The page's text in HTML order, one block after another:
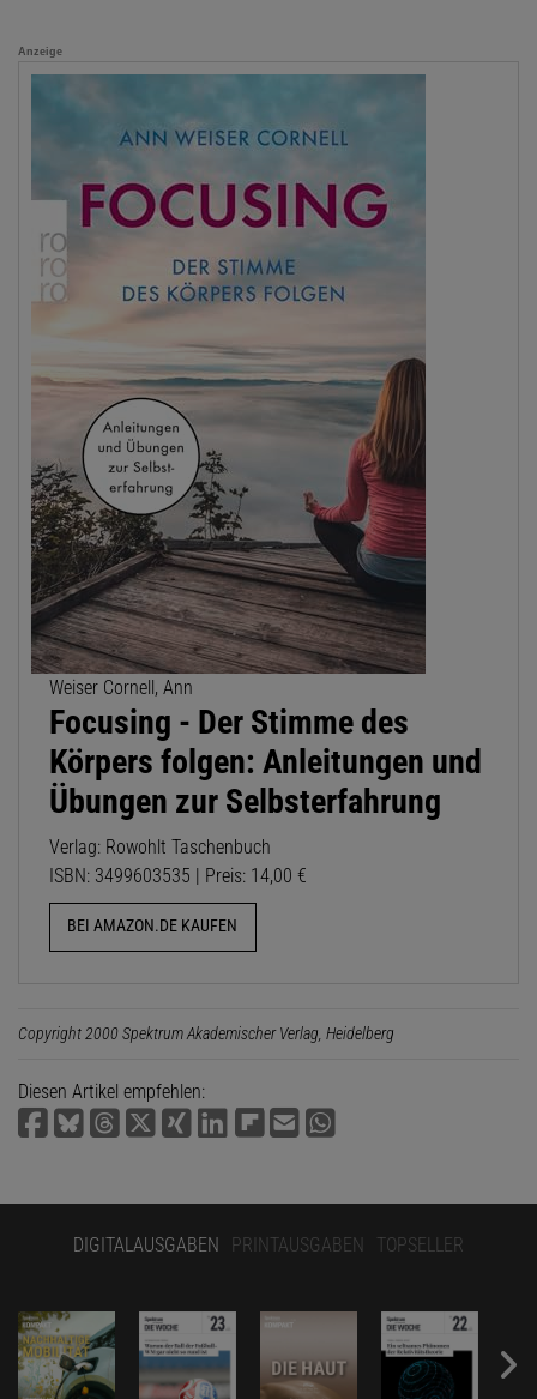
Anzeige
Weiser Cornell, Ann
Focusing - Der Stimme des
Körpers folgen: Anleitungen und
Übungen zur Selbsterfahrung
Verlag: Rowohlt Taschenbuch
ISBN: 3499603535 | Preis: 14,00 €
BEI AMAZON.DE KAUFEN
Copyright 2000 Spektrum Akademischer Verlag, Heidelberg
Diesen Artikel empfehlen:
DIGITALAUSGABEN PRINTAUSGABEN TOPSELLER